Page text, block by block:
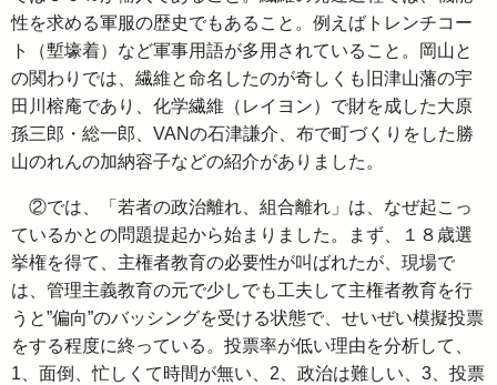
性を求める軍服の歴史でもあること。例えばトレンチコー
ト（塹壕着）など軍事用語が多用されていること。岡山と
の関わりでは、繊維と命名したのが奇しくも旧津山藩の宇
田川榕庵であり、化学繊維（レイヨン）で財を成した大原
孫三郎・総一郎、VANの石津謙介、布で町づくりをした勝
山のれんの加納容子などの紹介がありました。
②では、「若者の政治離れ、組合離れ」は、なぜ起こっ
ているかとの問題提起から始まりました。まず、１８歳選
挙権を得て、主権者教育の必要性が叫ばれたが、現場で
は、管理主義教育の元で少しでも工夫して主権者教育を行
うと”偏向”のバッシングを受ける状態で、せいぜい模擬投票
をする程度に終っている。投票率が低い理由を分析して、
1、面倒、忙しくて時間が無い、2、政治は難しい、3、投票